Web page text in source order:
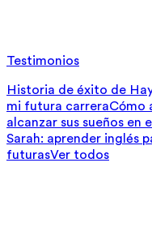
Testimonios
Historia de éxito de
mi futura carreraCómo
alcanzar sus sueños en
Sarah: aprender inglés
futurasVer todos